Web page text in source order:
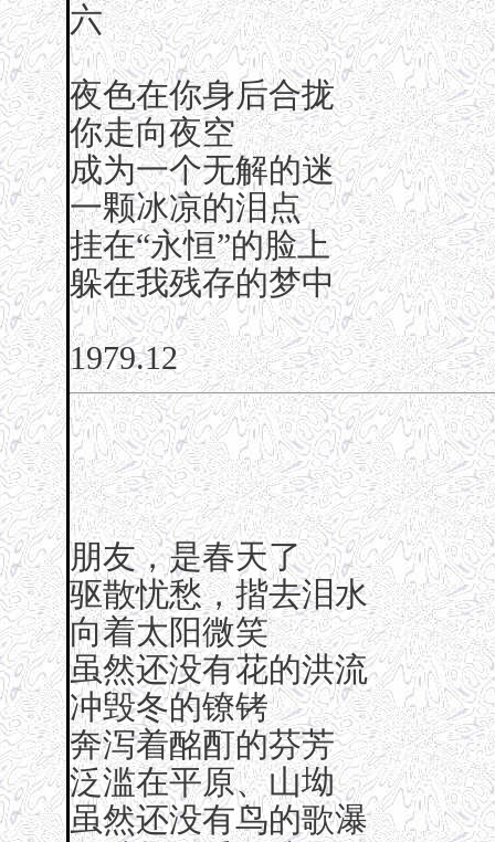
六
夜色在你身后合拢
你走向夜空
成为一个无解的迷
一颗冰凉的泪点
挂在“永恒”的脸上
躲在我残存的梦中
1979.12
朋友，是春天了
驱散忧愁，揩去泪水
向着太阳微笑
虽然还没有花的洪流
冲毁冬的镣铐
奔泻着酩酊的芬芳
泛滥在平原、山坳
虽然还没有鸟的歌瀑